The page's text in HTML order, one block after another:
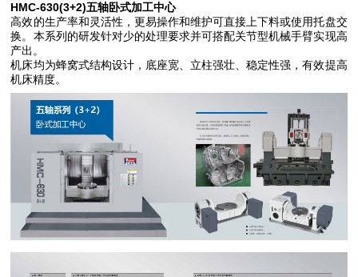
HMC-630(3+2)五轴卧式加工中心
高效的生产率和灵活性，更易操作和维护可直接上下料或使用托盘交
换。本系列的研发针对少的处理要求并可搭配关节型机械手臂实现高
产出。
机床均为蜂窝式结构设计，底座宽、立柱强壮、稳定性强，有效提高
机床精度。